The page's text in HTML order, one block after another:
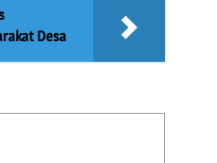
Desa